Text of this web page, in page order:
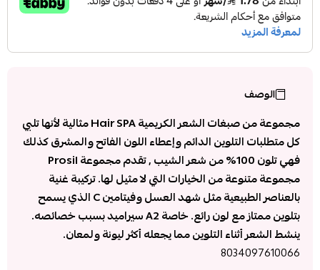
الوصف
مجموعة من صبغات الشعر الكريمية Hair SPA مثالية لأنها تلبي
كل متطلبات التلوين الدائم وإعطاء اللون الفاتح والمشرق كذلك
فهي تلون 100% من شعر الشيب , تقدم مجموعة Prosil
مجموعة متنوعة من الخيارات التي لا مثيل لها. تركيبة غنية
بالعناصر الطبيعية مثل شهد العسل وفيتامين C الذي يسمح
بتلوين ممتاز مع لون رائع. خاصة A2 سيراميد بسبب خصائصه.
ينشط الشعر أثناء التلوين مما يجعله أكثر ليونة ولمعان.
8034097610066